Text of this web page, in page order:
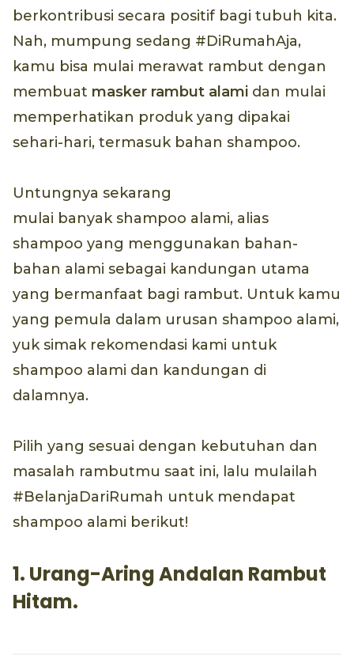
berkontribusi secara positif bagi tubuh kita.
Nah, mumpung sedang #DiRumahAja,
kamu bisa mulai merawat rambut dengan
membuat masker rambut alami dan mulai
memperhatikan produk yang dipakai
sehari-hari, termasuk bahan shampoo.
Untungnya sekarang
mulai banyak shampoo alami, alias
shampoo yang menggunakan bahan-
bahan alami sebagai kandungan utama
yang bermanfaat bagi rambut. Untuk kamu
yang pemula dalam urusan shampoo alami,
yuk simak rekomendasi kami untuk
shampoo alami dan kandungan di
dalamnya.
Pilih yang sesuai dengan kebutuhan dan
masalah rambutmu saat ini, lalu mulailah
#BelanjaDariRumah untuk mendapat
shampoo alami berikut!
1. Urang-Aring Andalan Rambut
Hitam.